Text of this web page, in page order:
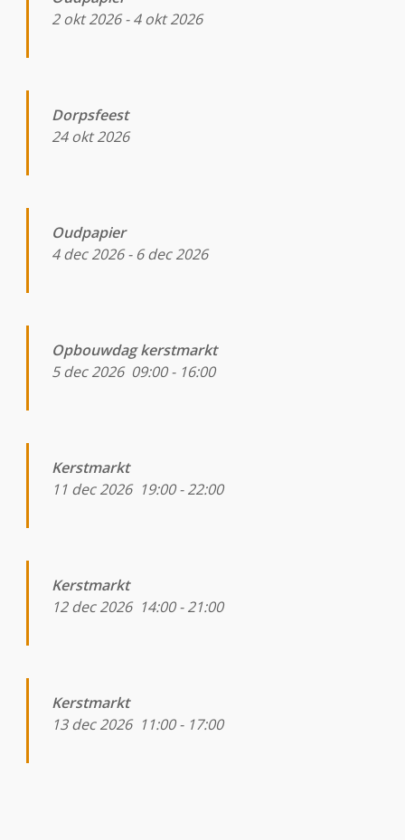
2 okt 2026-4 okt 2026
Dorpsfeest
24 okt 2026
Oudpapier
4 dec 2026- 6 dec 2026
Opbouwdag kerstmarkt
5 dec 2026 09:00- 16:00
Kerstmarkt
11 dec 2026 19:00-22:00
Kerstmarkt
12 dec 2026 14:00-21:00
Kerstmarkt
13 dec 2026 11:00- 17:00